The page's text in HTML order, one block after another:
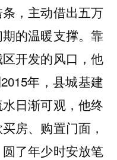
，主动借出五万
的温暖支撑。靠
开发的风口，他
年，县城基建
日渐可观，他终
房、购置门面，
了年少时安放笔